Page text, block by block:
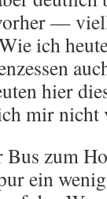
—
ich
hier
mir nicht
Bus zum
ein